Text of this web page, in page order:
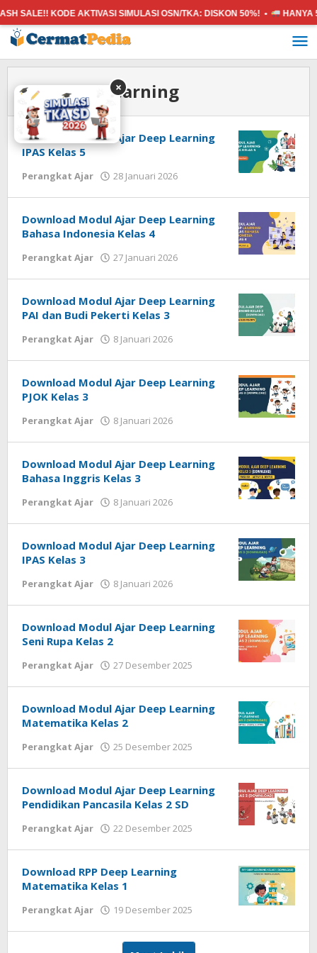
Lewati
ke
konten
SALE!! KODE AKTIVASI SIMULASI OSN/TKA:DISKON 50%! • HANYA 5K
Tag:deep learning
Download Modul Ajar Deep Learning
IPAS Kelas 5
Perangkat Ajar 28 Januari 2026
Download Modul Ajar Deep Learning
Bahasa Indonesia Kelas 4
Perangkat Ajar 27 Januari 2026
Download Modul Ajar Deep Learning
PAI dan Budi Pekerti Kelas 3
Perangkat Ajar 8 Januari 2026
Download Modul Ajar Deep Learning
PJOK Kelas 3
Perangkat Ajar 8 Januari 2026
Download Modul Ajar Deep Learning
Bahasa Inggris Kelas 3
Perangkat Ajar 8 Januari 2026
Download Modul Ajar Deep Learning
IPAS Kelas 3
Perangkat Ajar 8 Januari 2026
Download Modul Ajar Deep Learning
Seni Rupa Kelas 2
Perangkat Ajar 27 Desember 2025
Download Modul Ajar Deep Learning
Matematika Kelas 2
Perangkat Ajar 25 Desember 2025
Download Modul Ajar Deep Learning
Pendidikan Pancasila Kelas 2 SD
Perangkat Ajar 22 Desember 2025
Download RPP Deep Learning
Matematika Kelas 1
Perangkat Ajar 19 Desember 2025
×